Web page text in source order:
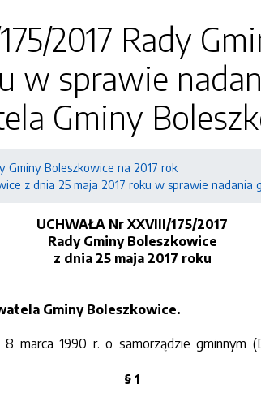
2017 Rady
w sprawie
Gminy
Gminy Boleszkowice na 2017 rok
z dnia 25 maja 2017 roku w sprawie
UCHWAŁA Nr XXVIII/175/2017
Rady Gminy Boleszkowice
z dnia 25 maja 2017 roku
Gminy Boleszkowice.
1990 r. o samorządzie gminnym
§ 1